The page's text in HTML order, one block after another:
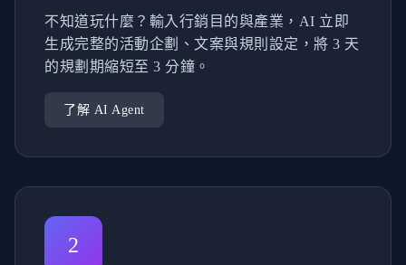
不知道玩什麼？輸入行銷目的與產業，AI 立即
生成完整的活動企劃、文案與規則設定，將 3 天
的規劃期縮短至 3 分鐘。
了解 AI Agent
2